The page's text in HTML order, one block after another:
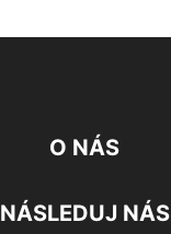
O NÁS
NÁSLEDUJ NÁS